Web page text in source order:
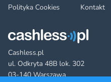
Cashless.pl
ul. Odkryta 48B lok. 302
03-140 Warszawa
Polityka Cookies
Kontakt